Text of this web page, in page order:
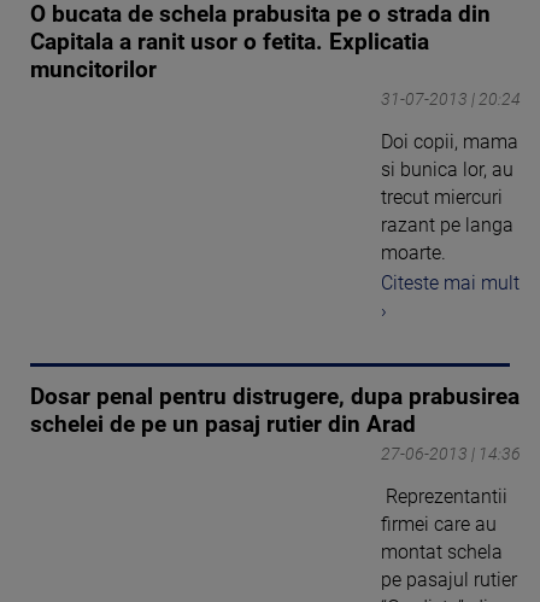
O bucata de schela prabusita pe o strada din
Capitala a ranit usor o fetita. Explicatia
muncitorilor
31-07-2013 | 20:24
Doi copii, mama
si bunica lor, au
trecut miercuri
razant pe langa
moarte.
Citeste mai mult
›
Dosar penal pentru distrugere, dupa prabusirea
schelei de pe un pasaj rutier din Arad
27-06-2013 | 14:36
Reprezentantii
firmei care au
montat schela
pe pasajul rutier